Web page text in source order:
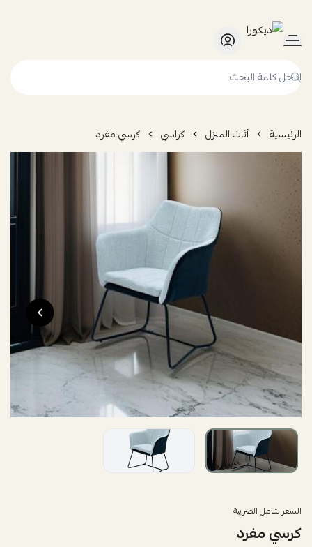
ديكورا
الرئيسية أثاث المنزل كراسي كرسي مفرد
السعر شامل الضريبة
كرسي مفرد